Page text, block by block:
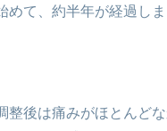
めて、約半年が経過しま
整後は痛みがほとんど